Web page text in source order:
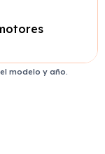
modelo y año.